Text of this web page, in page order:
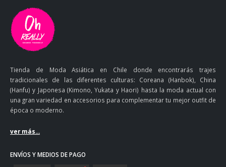
Tienda de Moda Asiática en Chile donde encontrarás trajes
tradicionales de las diferentes culturas: Coreana (Hanbok), China
(Hanfu) y Japonesa (Kimono, Yukata y Haori) hasta la moda actual con
una gran variedad en accesorios para complementar tu mejor outfit de
época o moderno.
ver más...
ENVÍOS Y MEDIOS DE PAGO